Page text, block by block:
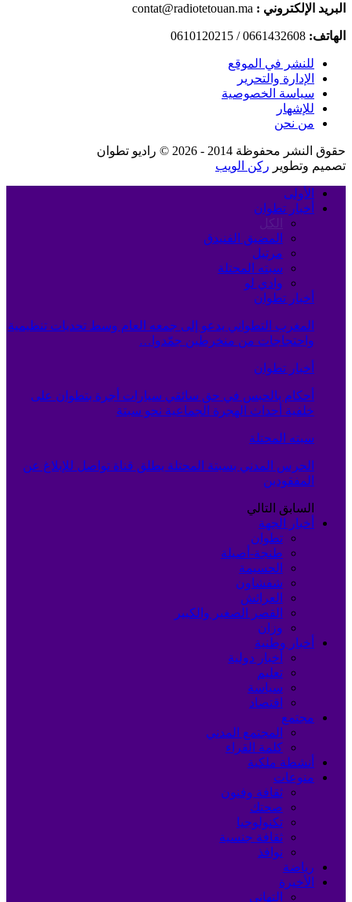
البريد الإلكتروني : contat@radiotetouan.ma
الهاتف: 0661432608 / 0610120215
للنشر في الموقع
الإدارة والتحرير
سياسة الخصوصية
للإشهار
من نحن
حقوق النشر محفوظة 2014 - 2026 © راديو تطوان
تصميم وتطوير ركن الويب
الأولى
أخبار تطوان
الكل
المضيق الفنيدق
مرتيل
سبته المحتلة
وادي لو
أخبار تطوان
المغرب التطواني يدعو إلى جمعه العام وسط تحديات تنظيمية
واحتجاجات من منخرطين جمّدوا…
أخبار تطوان
أحكام بالحبس في حق سائقي سيارات أجرة بتطوان على
خلفية أحداث الهجرة الجماعية نحو سبتة
سبته المحتلة
الحرس المدني بسبتة المحتلة يطلق قناة تواصل للإبلاغ عن
المفقودين
السابق التالي
أخبار الجهة
تطوان
طنجة-أصيلة
الحسيمة
شفشاون
العرائش
القصر الصغير والكبير
وزان
أخبار وطنية
أخبار دولية
تعليم
سياسة
اقتصاد
مجتمع
المجتمع المدني
كلمة القراء
أنشطة ملكية
منوعات
ثقافة وفنون
صحتك
تكنولوجيا
ثقافة جنسية
نوافذ
رياضة
الأخيرة
التهاني